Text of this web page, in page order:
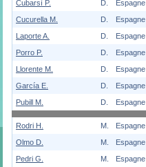
Cubarsí P. D. Espagne
Cucurella M.
D. Espagne
Laporte A.
D. Espagne
Porro P.
D. Espagne
Llorente M.
D. Espagne
García E.
D. Espagne
Pubill M.
D. Espagne
Rodri H. M. Espagne
Olmo D.
M. Espagne
Pedri G.
M. Espagne